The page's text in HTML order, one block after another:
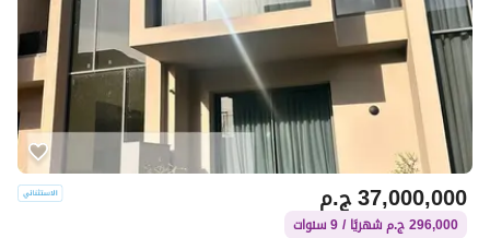
ج.م37,000,000
296,000 ج.م شهريًا / 9 سنوات